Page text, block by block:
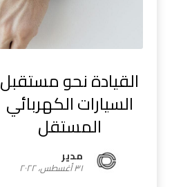
القيادة نحو مستقبل
السيارات الكهربائي
المستقل
مدیر
٣١ أغسطس، ٢٠٢٢